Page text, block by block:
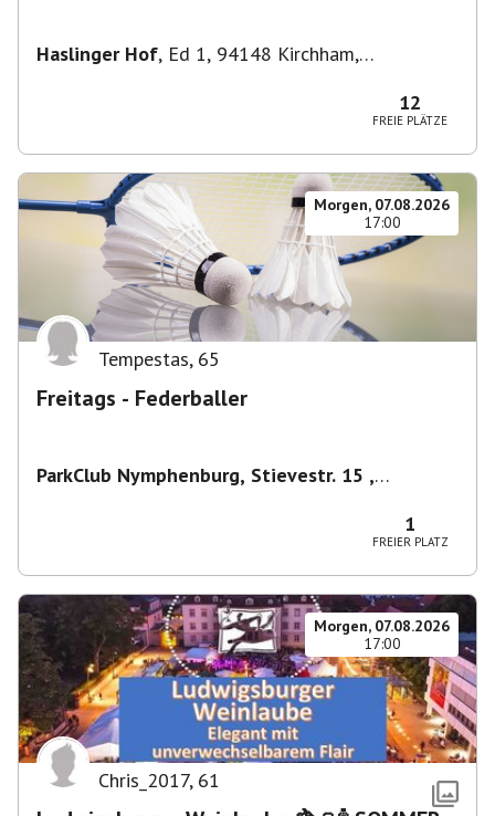
Haslinger Hof, Ed 1, 94148 Kirchham,
12
FREIE PLÄTZE
Morgen, 07.08.2026
17:00
Tempestas, 65
Freitags - Federballer
ParkClub Nymphenburg, Stievestr. 15 ,
1
FREIER PLATZ
Morgen, 07.08.2026
17:00
Chris_2017, 61